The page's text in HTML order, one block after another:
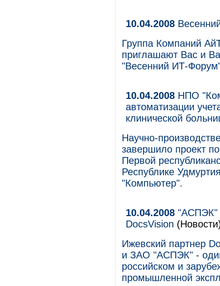
10.04.2008
Группа Компаний
приглашают Вас и
"Весенний ИТ-
10.04.2008 НПО
автоматизации
клинической
Научно-
завершило проект
Первой
Республике
"Компьютер".
10.04.2008 "АСПЭК"
DocsVision
Ижевский партнер
и ЗАО "АСПЭК" -
российском и
промышленной